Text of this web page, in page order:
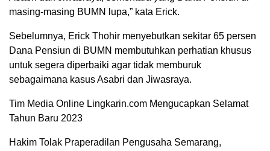
masing-masing BUMN lupa,” kata Erick.
Sebelumnya, Erick Thohir menyebutkan sekitar 65 persen
Dana Pensiun di BUMN membutuhkan perhatian khusus
untuk segera diperbaiki agar tidak memburuk
sebagaimana kasus Asabri dan Jiwasraya.
Tim Media Online Lingkarin.com Mengucapkan Selamat
Tahun Baru 2023
Hakim Tolak Praperadilan Pengusaha Semarang,